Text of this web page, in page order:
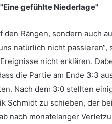
"Eine gefühlte Niederlage"
Rängen, sondern auch
natürlich nicht passieren“,
nicht erklären.
die Partie am Ende 3:3
Nach dem 3:0 stellten
Schmidt zu schieben, der
nach monatelanger